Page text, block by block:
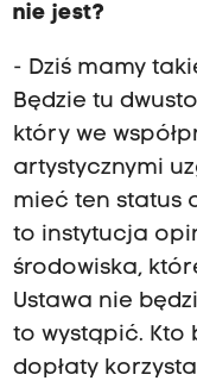
nie jest?
- Dziś mamy
Będzie tu
który we
artystycznymi
mieć ten status
to instytucja
środowiska,
Ustawa nie
to wystąpić. Kto
dopłaty